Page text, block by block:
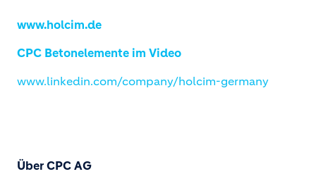
www.holcim.de
CPC Betonelemente im Video
www.linkedin.com/company/holcim-germany
Über CPC AG